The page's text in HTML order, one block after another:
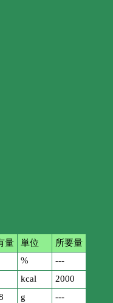
量 単位
所要量
%
---
kcal
2000
g
---